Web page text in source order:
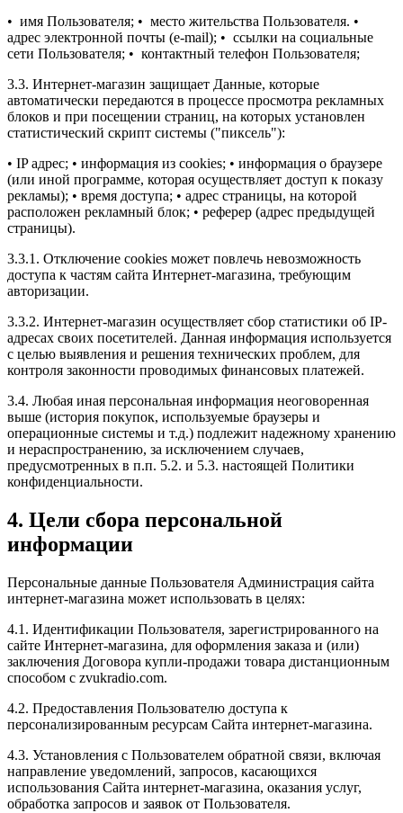
• имя Пользователя; • место жительства Пользователя. •
адрес электронной почты (e-mail); • ссылки на социальные
сети Пользователя; • контактный телефон Пользователя;
3.3. Интернет-магазин защищает Данные, которые
автоматически передаются в процессе просмотра рекламных
блоков и при посещении страниц, на которых установлен
статистический скрипт системы ("пиксель"):
• IP адрес; • информация из cookies; • информация о браузере
(или иной программе, которая осуществляет доступ к показу
рекламы); • время доступа; • адрес страницы, на которой
расположен рекламный блок; • реферер (адрес предыдущей
страницы).
3.3.1. Отключение cookies может повлечь невозможность
доступа к частям сайта Интернет-магазина, требующим
авторизации.
3.3.2. Интернет-магазин осуществляет сбор статистики об IP-
адресах своих посетителей. Данная информация используется
с целью выявления и решения технических проблем, для
контроля законности проводимых финансовых платежей.
3.4. Любая иная персональная информация неоговоренная
выше (история покупок, используемые браузеры и
операционные системы и т.д.) подлежит надежному хранению
и нераспространению, за исключением случаев,
предусмотренных в п.п. 5.2. и 5.3. настоящей Политики
конфиденциальности.
4. Цели сбора персональной
информации
Персональные данные Пользователя Администрация сайта
интернет-магазина может использовать в целях:
4.1. Идентификации Пользователя, зарегистрированного на
сайте Интернет-магазина, для оформления заказа и (или)
заключения Договора купли-продажи товара дистанционным
способом с zvukradio.com.
4.2. Предоставления Пользователю доступа к
персонализированным ресурсам Сайта интернет-магазина.
4.3. Установления с Пользователем обратной связи, включая
направление уведомлений, запросов, касающихся
использования Сайта интернет-магазина, оказания услуг,
обработка запросов и заявок от Пользователя.